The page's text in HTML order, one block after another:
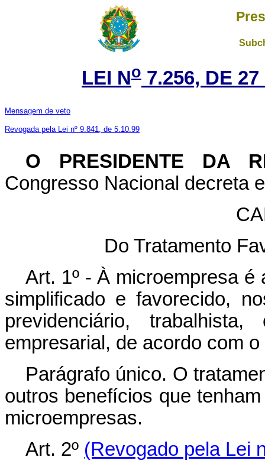
LEI No 7.256, DE
Mensagem de veto
Revogada pela Lei nº 9.841, de 5.10.99
O
PRESIDENTE DA
Congresso Nacional decreta
Do Tratamento
Art. 1º - À microempresa
simplificado e favorecido,
previdenciário,
empresarial, de acordo com
Parágrafo único. O
outros benefícios que
microempresas.
Art. 2º (Revogado pela Lei